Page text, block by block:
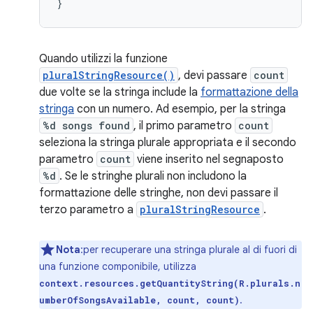
}
Quando utilizzi la funzione
pluralStringResource() , devi passare count
due volte se la stringa include la formattazione della
stringa con un numero. Ad esempio, per la stringa
%d songs found , il primo parametro count
seleziona la stringa plurale appropriata e il secondo
parametro count viene inserito nel segnaposto
%d . Se le stringhe plurali non includono la
formattazione delle stringhe, non devi passare il
terzo parametro a pluralStringResource .
Nota:per recuperare una stringa plurale al di fuori di
una funzione componibile, utilizza
context.resources.getQuantityString(R.plurals.n
umberOfSongsAvailable, count, count).